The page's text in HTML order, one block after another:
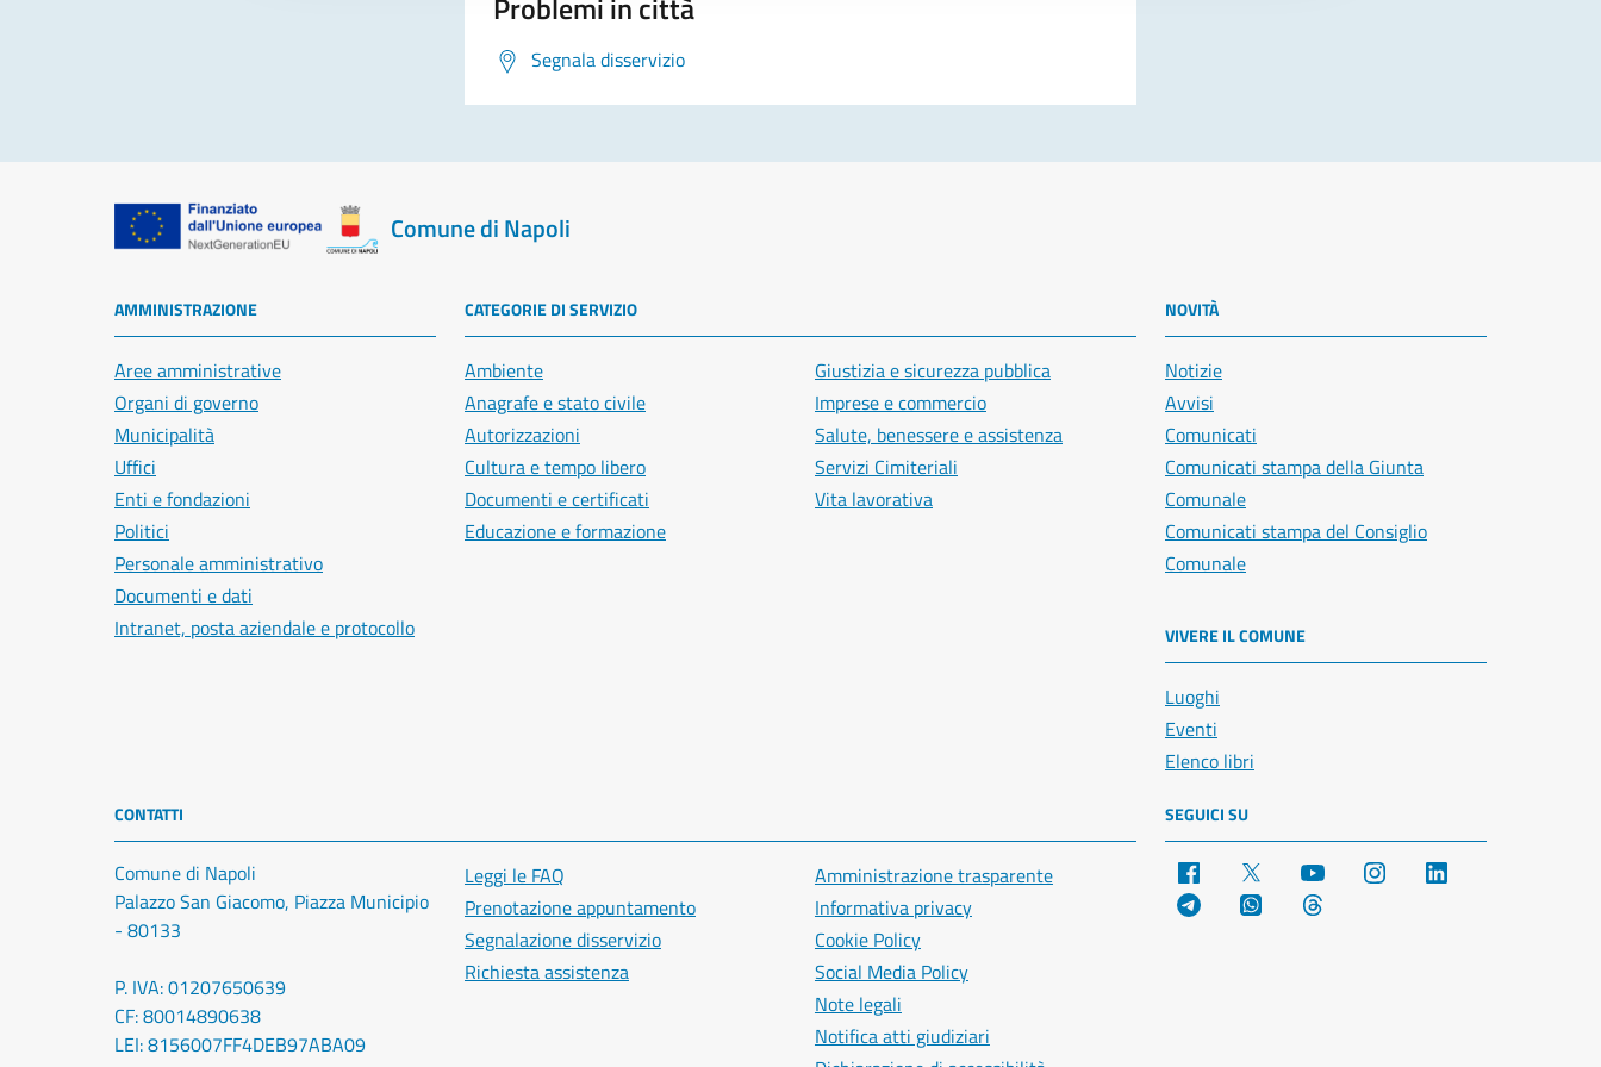
Segnala disservizio
Comune di Napoli
AMMINISTRAZIONE
Aree amministrative
Organi di governo
Municipalità
Uffici
Enti e fondazioni
Politici
Personale amministrativo
Documenti e dati
Intranet, posta aziendale e protocollo
CATEGORIE DI SERVIZIO
Ambiente
Anagrafe e stato civile
Autorizzazioni
Cultura e tempo libero
Documenti e certificati
Educazione e formazione
Giustizia e sicurezza pubblica
Imprese e commercio
Salute, benessere e assistenza
Servizi Cimiteriali
Vita lavorativa
NOVITÀ
Notizie
Avvisi
Comunicati
Comunicati stampa della Giunta
Comunale
Comunicati stampa del Consiglio
Comunale
VIVERE IL COMUNE
Luoghi
Eventi
Elenco libri
CONTATTI
Comune di Napoli
Palazzo San Giacomo, Piazza Municipio
- 80133
P. IVA: 01207650639
CF: 80014890638
LEI: 8156007FF4DEB97ABA09
Leggi le FAQ
Prenotazione appuntamento
Segnalazione disservizio
Richiesta assistenza
Amministrazione trasparente
Informativa privacy
Cookie Policy
Social Media Policy
Note legali
Notifica atti giudiziari
SEGUICI SU
Facebook YouTube Instagram
Telegram WhatsApp